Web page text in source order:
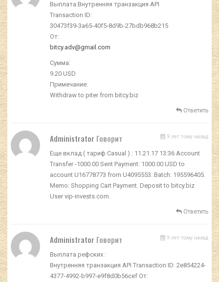
Выплата:Внутренняя транзакция API
Transaction ID:
30473f39-3a65-40f5-8d9b-27bdb968b215
От:
bitcy.adv@gmail.com
Сумма:
9.20 USD
Примечание:
Withdraw to piter from bitcy.biz
Ответить
Administrator Говорит 9 лет тому назад
Еще вклад ( тариф Casual ) : 11.21.17 13:36 Account
Transfer -1000.00 Sent Payment: 1000.00 USD to
account U16778773 from U4095553. Batch: 195596405.
Memo: Shopping Cart Payment. Deposit to bitcy.biz
User vip-invests.com.
Ответить
Administrator Говорит 9 лет тому назад
Выплата рефских :
Внутренняя транзакция API Transaction ID: 2e854224-
4377-4992-b997-e9f8d0b56cef От: